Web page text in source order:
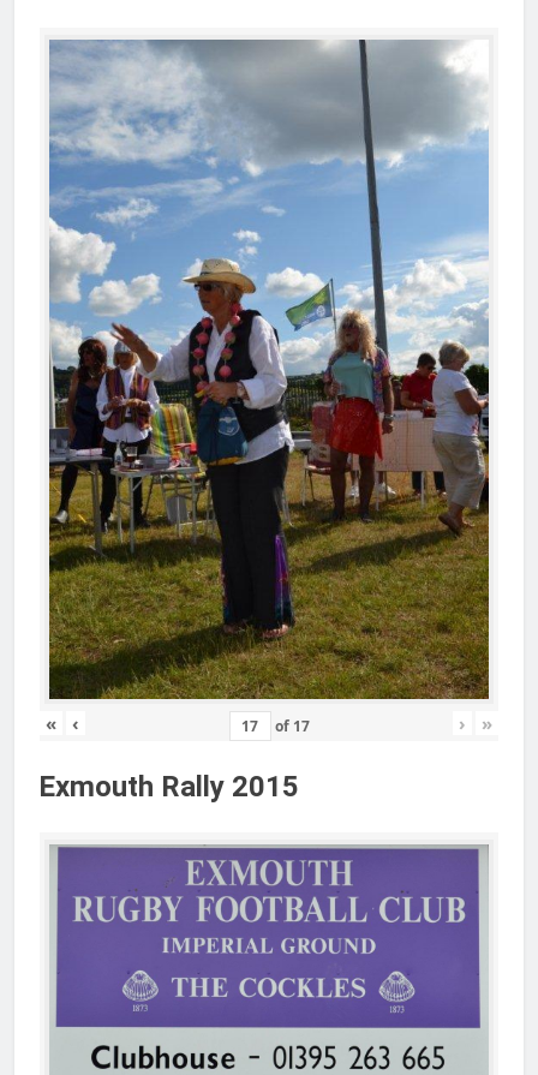
« ‹ of 17 › »
Exmouth Rally 2015